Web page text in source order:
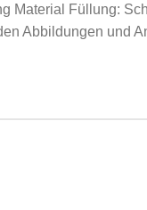
Material Füllung:
Abbildungen und